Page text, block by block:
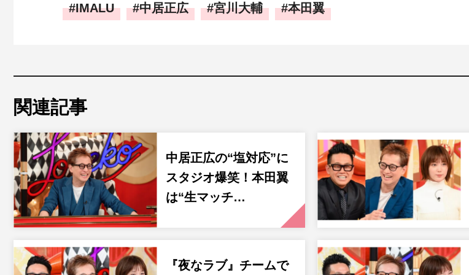
IMALU 中居正広 宮川大輔 本田翼
関連記事
中居正広の“塩対応”に
スタジオ爆笑！本田翼
は“生マッチ…
『夜なラブ』チームで